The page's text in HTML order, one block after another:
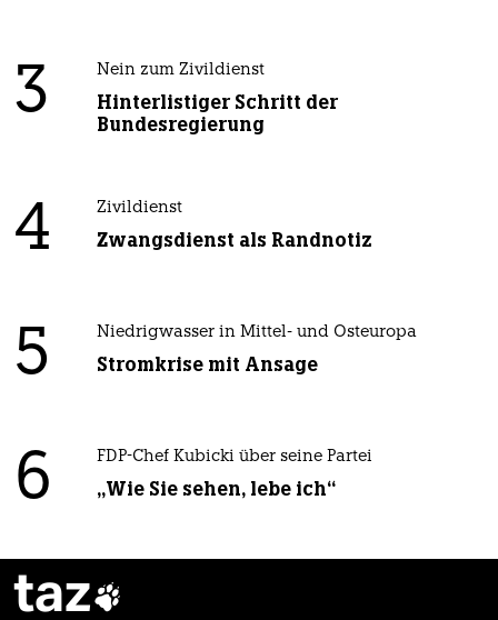
3 Nein zum Zivildienst
Hinterlistiger Schritt der
Bundesregierung
4 Zivildienst
Zwangsdienst als Randnotiz
5 Niedrigwasser in Mittel- und Osteuropa
Stromkrise mit Ansage
6 FDP-Chef Kubicki über seine Partei
„Wie Sie sehen, lebe ich“
taz